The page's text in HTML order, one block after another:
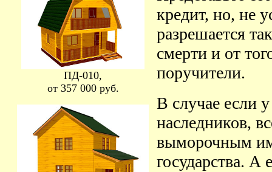
ПД-010,
от 357 000 руб.
кредит, но, не
разрешается
смерти и от
поручители.
В случае если
наследников,
выморочным
государства. А